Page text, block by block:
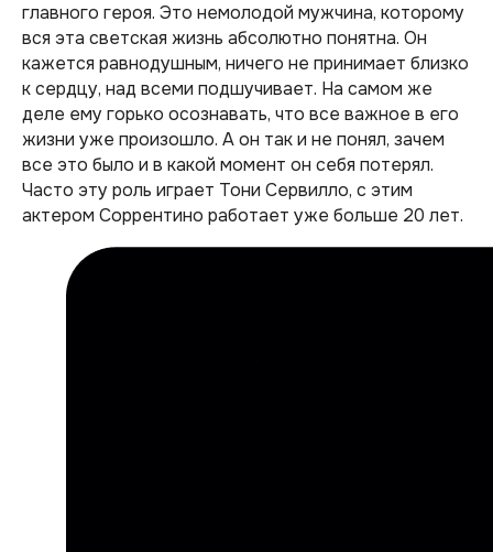
главного героя. Это немолодой мужчина, которому
вся эта светская жизнь абсолютно понятна. Он
кажется равнодушным, ничего не принимает близко
к сердцу, над всеми подшучивает. На самом же
деле ему горько осознавать, что все важное в его
жизни уже произошло. А он так и не понял, зачем
все это было и в какой момент он себя потерял.
Часто эту роль играет Тони Сервилло, с этим
актером Соррентино работает уже больше 20 лет.